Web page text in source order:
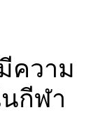
ความ
กีฬา